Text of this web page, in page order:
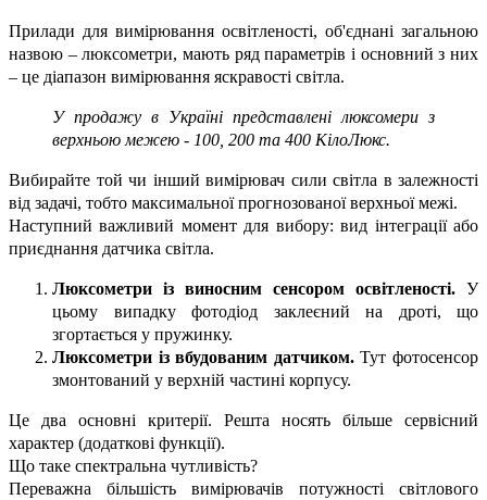
Прилади для вимірювання освітленості, об'єднані загальною
назвою – люксометри, мають ряд параметрів і основний з них
– це діапазон вимірювання яскравості світла.
У продажу в Україні представлені люксомери з
верхньою межею - 100, 200 та 400 КілоЛюкс.
Вибирайте той чи інший вимірювач сили світла в залежності
від задачі, тобто максимальної прогнозованої верхньої межі.
Наступний важливий момент для вибору: вид інтеграції або
приєднання датчика світла.
Люксометри із виносним сенсором освітленості. У
цьому випадку фотодіод заклеєний на дроті, що
згортається у пружинку.
Люксометри із вбудованим датчиком.Тут фотосенсор
змонтований у верхній частині корпусу.
Це два основні критерії. Решта носять більше сервісний
характер (додаткові функції).
Що таке спектральна чутливість?
Переважна більшість вимірювачів потужності світлового